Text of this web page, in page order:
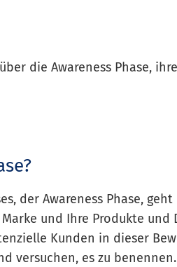
die Awareness Phase,
der Awareness Phase,
und Ihre Produkte und
Kunden in dieser
versuchen, es zu benennen.